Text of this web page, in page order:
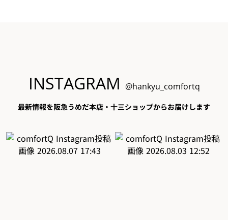
INSTAGRAM @hankyu_comfortq
最新情報を阪急うめだ本店・十三ショップからお届けします